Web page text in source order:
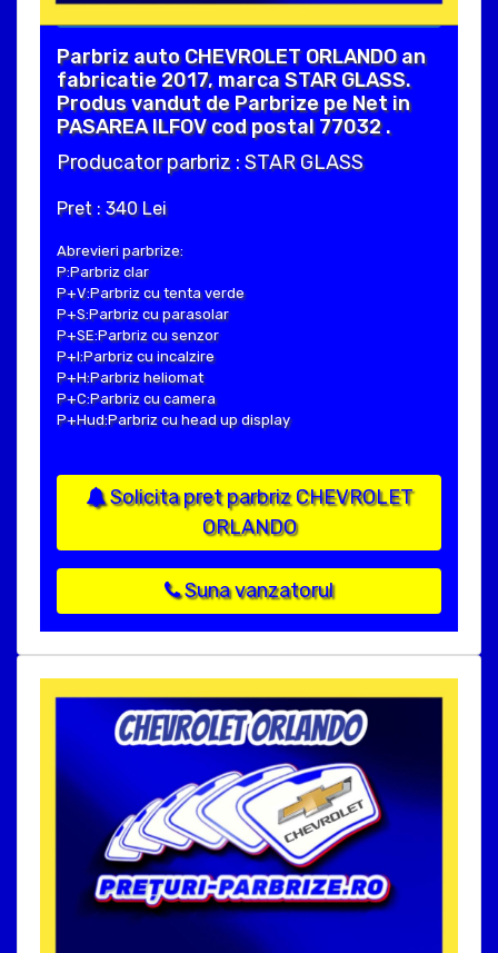
Parbriz auto CHEVROLET ORLANDO an
fabricatie 2017, marca STAR GLASS.
Produs vandut de Parbrize pe Net in
PASAREA ILFOV cod postal 77032 .
Producator parbriz : STAR GLASS
Pret : 340 Lei
Abrevieri parbrize:
P:Parbriz clar
P+V:Parbriz cu tenta verde
P+S:Parbriz cu parasolar
P+SE:Parbriz cu senzor
P+I:Parbriz cu incalzire
P+H:Parbriz heliomat
P+C:Parbriz cu camera
P+Hud:Parbriz cu head up display
Solicita pret parbriz CHEVROLET
ORLANDO
Suna vanzatorul